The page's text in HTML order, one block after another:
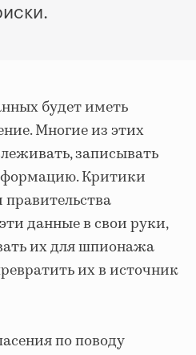
будет иметь
Многие из этих
записывать
Критики
данные в свои руки,
их для шпионажа
их в источник
по поводу